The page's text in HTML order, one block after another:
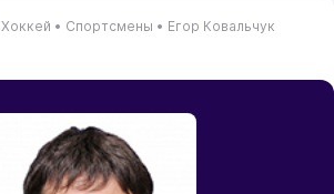
Хоккей • Спортсмены • Егор Ковальчук